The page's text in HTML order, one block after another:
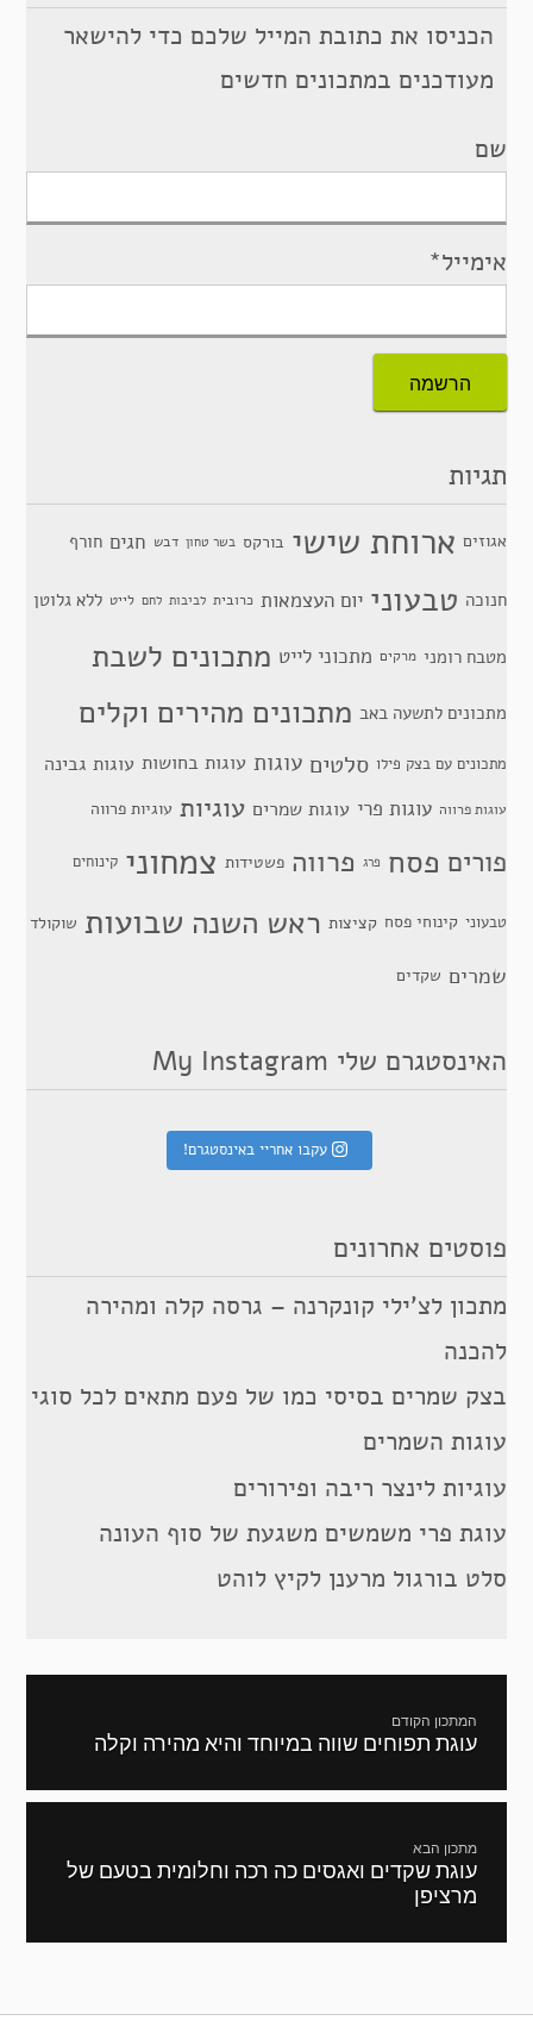
הכניסו את כתובת המייל שלכם כדי להישאר
מעודכנים במתכונים חדשים
שם
אימייל*
תגיות
אגוזים ארוחת שישי בורקס בשר טחון דבש חגים חורף
חנוכה טבעוני יום העצמאות כרובית לביבות לחם לייט ללא גלוטן
מטבח רומני מרקים מתכוני לייט מתכונים לשבת
מתכונים לתשעה באב מתכונים מהירים וקלים
מתכונים עם בצק פילו סלטים עוגות עוגות בחושות עוגות גבינה
עוגות פרווה עוגות פרי עוגות שמרים עוגיות עוגיות פרווה
פורים פסח פרג פרווה פשטידות צמחוני קינוחים
טבעוני קינוחי פסח קציצות ראש השנה שבועות שוקולד
שמרים שקדים
האינסטגרם שלי My Instagram
עקבו אחריי באינסטגרם!
פוסטים אחרונים
מתכון לצ’ילי קונקרנה – גרסה קלה ומהירה
להכנה
בצק שמרים בסיסי כמו של פעם מתאים לכל סוגי
עוגות השמרים
עוגיות לינצר ריבה ופירורים
עוגת פרי משמשים משגעת של סוף העונה
סלט בורגול מרענן לקיץ לוהט
המתכון הקודם
מתכון
עוגת תפוחים שווה במיוחד והיא מהירה וקלה
מתכון הבא
המתכון
הבא:
עוגת שקדים ואגסים כה רכה וחלומית בטעם של
מרציפן